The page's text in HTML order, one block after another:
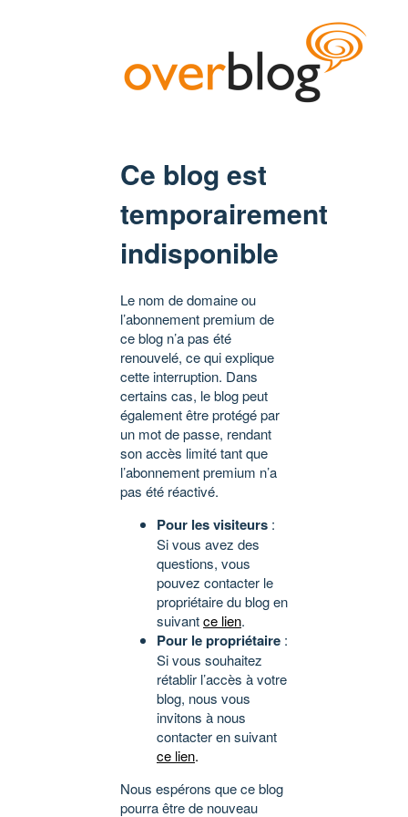
Ce blog est
temporairement
indisponible
Le nom de domaine ou
l’abonnement premium de
ce blog n’a pas été
renouvelé, ce qui explique
cette interruption. Dans
certains cas, le blog peut
également être protégé par
un mot de passe, rendant
son accès limité tant que
l’abonnement premium n’a
pas été réactivé.
Pour les visiteurs :
Si vous avez des
questions, vous
pouvez contacter le
propriétaire du blog en
suivantce lien.
Pour le propriétaire :
Si vous souhaitez
rétablir l’accès à votre
blog, nous vous
invitons à nous
contacter en suivant
ce lien.
Nous espérons que ce blog
pourra être de nouveau